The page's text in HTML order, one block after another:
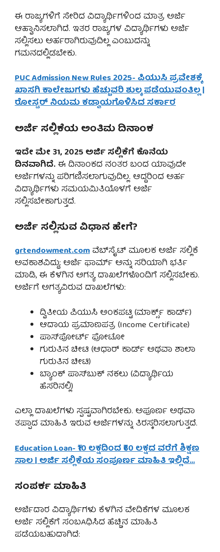
ಈ ರಾಜ್ಯಗಳಿಗೆ ಸೇರಿದ ವಿದ್ಯಾರ್ಥಿಗಳಿಂದ ಮಾತ್ರ ಅರ್ಜಿ
ಆಹ್ವಾನಿಸಲಾಗಿದೆ. ಇತರ ರಾಜ್ಯಗಳ ವಿದ್ಯಾರ್ಥಿಗಳು ಅರ್ಜಿ
ಸಲ್ಲಿಸಲು ಅರ್ಹರಾಗಿರುವುದಿಲ್ಲ ಎಂಬುದನ್ನು
ಗಮನದಲ್ಲಿಡಬೇಕು.
PUC Admission New Rules 2025- ಪಿಯುಸಿ ಪ್ರವೇಶಕ್ಕೆ
ಖಾಸಗಿ ಕಾಲೇಜುಗಳು ಹೆಚ್ಚುವರಿ ಶುಲ್ಕ ಪಡೆಯುವಂತಿಲ್ಲ |
ರೋಸ್ಟರ್ ನಿಯಮ ಕಡ್ಡಾಯಗೊಳಿಸಿದ ಸರ್ಕಾರ
ಅರ್ಜಿ ಸಲ್ಲಿಕೆಯ ಅಂತಿಮ ದಿನಾಂಕ
ಇದೇ ಮೇ 31, 2025 ಅರ್ಜಿ ಸಲ್ಲಿಕೆಗೆ ಕೊನೆಯ
ದಿನವಾಗಿದೆ.ಈ ದಿನಾಂಕದ ನಂತರ ಬಂದ ಯಾವುದೇ
ಅರ್ಜಿಗಳನ್ನು ಪರಿಗಣಿಸಲಾಗುವುದಿಲ್ಲ. ಆದ್ದರಿಂದ ಅರ್ಹ
ವಿದ್ಯಾರ್ಥಿಗಳು ಸಮಯಮಿತಿಯೊಳಗೆ ಅರ್ಜಿ
ಸಲ್ಲಿಸಬೇಕಾಗುತ್ತದೆ.
ಅರ್ಜಿ ಸಲ್ಲಿಸುವ ವಿಧಾನ ಹೇಗೆ?
grtendowment.comವೆಬ್‌ಸೈಟ್ ಮೂಲಕ ಅರ್ಜಿ ಸಲ್ಲಿಕೆ
ಅವಕಾಶವಿದ್ದು; ಅರ್ಜಿ ಫಾರ್ಮ್ ಅನ್ನು ಸರಿಯಾಗಿ ಭರ್ತಿ
ಮಾಡಿ, ಈ ಕೆಳಗಿನ ಅಗತ್ಯ ದಾಖಲೆಗಳೊಂದಿಗೆ ಸಲ್ಲಿಸಬೇಕು.
ಅರ್ಜಿಗೆ ಅಗತ್ಯವಿರುವ ದಾಖಲೆಗಳು:
ದ್ವಿತೀಯ ಪಿಯುಸಿ ಅಂಕಪಟ್ಟಿ (ಮಾರ್ಕ್ಸ್ ಕಾರ್ಡ್)
ಆದಾಯ ಪ್ರಮಾಣಪತ್ರ (Income Certificate)
ಪಾಸ್‌ಪೋರ್ಟ್ ಫೋಟೋ
ಗುರುತಿನ ಚೀಟಿ (ಆಧಾರ್ ಕಾರ್ಡ್ ಅಥವಾ ಶಾಲಾ
ಗುರುತಿನ ಚೀಟಿ)
ಬ್ಯಾಂಕ್ ಪಾಸ್‌ಬುಕ್ ನಕಲು (ವಿದ್ಯಾರ್ಥಿಯ
ಹೆಸರಿನಲ್ಲಿ)
ಎಲ್ಲಾ ದಾಖಲೆಗಳು ಸ್ಪಷ್ಟವಾಗಿರಬೇಕು. ಅಪೂರ್ಣ ಅಥವಾ
ತಪ್ಪಾದ ಮಾಹಿತಿ ಇರುವ ಅರ್ಜಿಗಳನ್ನು ತಿರಸ್ಕರಿಸಲಾಗುತ್ತದೆ.
Education Loan- ₹10 ಲಕ್ಷದಿಂದ ₹60 ಲಕ್ಷದ ವರೆಗೆ ಶಿಕ್ಷಣ
ಸಾಲ | ಅರ್ಜಿ ಸಲ್ಲಿಕೆಯ ಸಂಪೂರ್ಣ ಮಾಹಿತಿ ಇಲ್ಲಿದೆ…
ಸಂಪರ್ಕ ಮಾಹಿತಿ
ಅರ್ಜಿದಾರ ವಿದ್ಯಾರ್ಥಿಗಳು ಕೆಳಗಿನ ವೇದಿಕೆಗಳ ಮೂಲಕ
ಅರ್ಜಿ ಸಲ್ಲಿಕೆಗೆ ಸಂಬAಧಿಸಿದ ಹೆಚ್ಚಿನ ಮಾಹಿತಿ
ಪಡೆಯಬಹುದಾಗಿದೆ: